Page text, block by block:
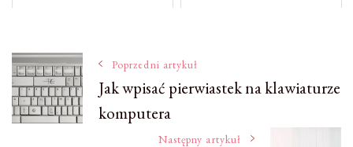
Nawigacja
wpisu
Poprzedni artykuł
Jak wpisać pierwiastek na klawiaturze
komputera
Następny artykuł